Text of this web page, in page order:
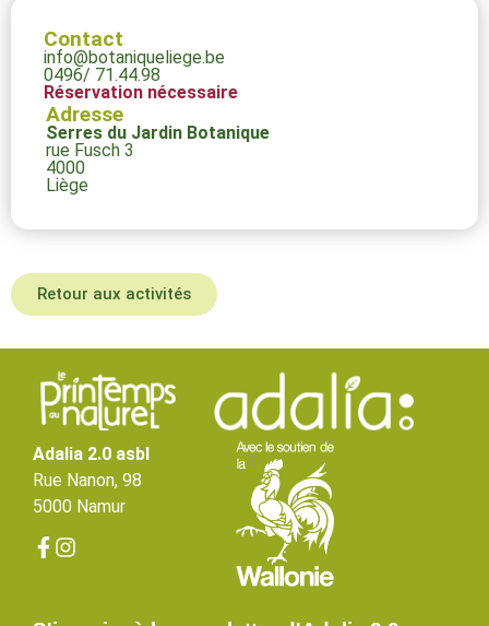
Contact
info@botaniqueliege.be
0496/ 71.44.98
Réservation nécessaire
Adresse
Serres du Jardin Botanique
rue Fusch 3
4000
Liège
Retour aux activités
Adalia 2.0 asbl
Rue Nanon, 98
5000 Namur